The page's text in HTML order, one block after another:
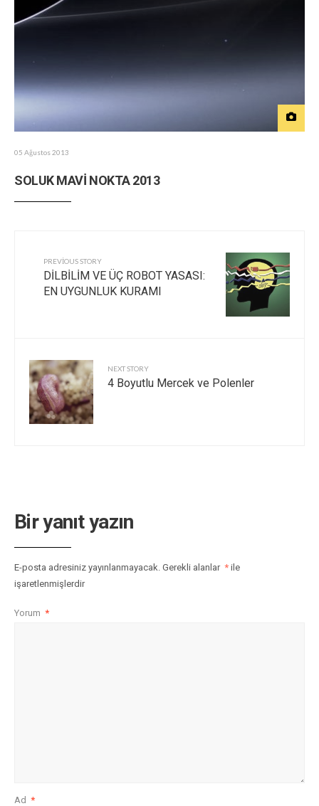
05 Ağustos 2013
SOLUK MAVİ NOKTA 2013
PREVIOUS STORY
DİLBİLİM VE ÜÇ ROBOT YASASI:
EN UYGUNLUK KURAMI
NEXT STORY
4 Boyutlu Mercek ve Polenler
Bir yanıt yazın
E-posta adresiniz yayınlanmayacak. Gerekli alanlar * ile
işaretlenmişlerdir
Yorum *
Ad *